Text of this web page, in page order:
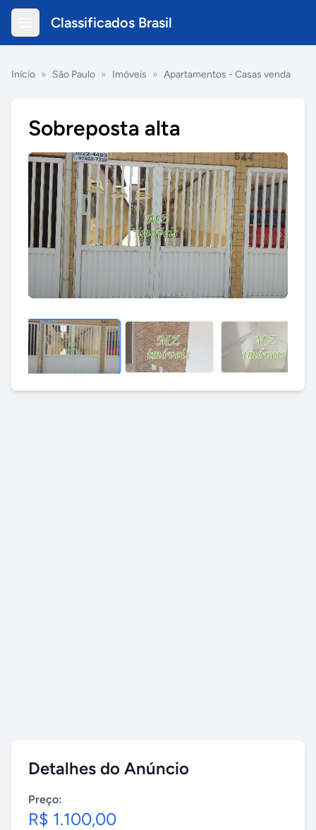
Classificados Brasil
Início » São Paulo » Imóveis » Apartamentos - Casas venda
Sobreposta alta
Detalhes do Anúncio
Preço:
R$ 1.100,00